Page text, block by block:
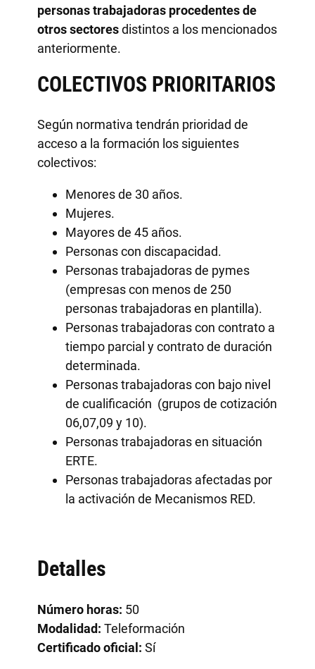
personas trabajadoras procedentes de
otros sectoresdistintos a los mencionados
anteriormente.
COLECTIVOS PRIORITARIOS
Según normativa tendrán prioridad de
acceso a la formación los siguientes
colectivos:
Menores de 30 años.
Mujeres.
Mayores de 45 años.
Personas con discapacidad.
Personas trabajadoras de pymes
(empresas con menos de 250
personas trabajadoras en plantilla).
Personas trabajadoras con contrato a
tiempo parcial y contrato de duración
determinada.
Personas trabajadoras con bajo nivel
de cualificación (grupos de cotización
06,07,09 y 10).
Personas trabajadoras en situación
ERTE.
Personas trabajadoras afectadas por
la activación de Mecanismos RED.
Detalles
Número horas: 50
Modalidad: Teleformación
Certificado oficial: Sí